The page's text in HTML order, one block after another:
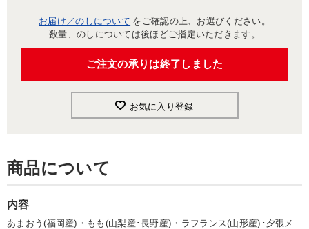
お届け／のしについて をご確認の上、お選びください。
数量、のしについては後ほどご指定いただきます。
ご注文の承りは終了しました
お気に入り登録
商品について
内容
あまおう(福岡産)・もも(山梨産･長野産)・ラフランス(山形産)･夕張メ